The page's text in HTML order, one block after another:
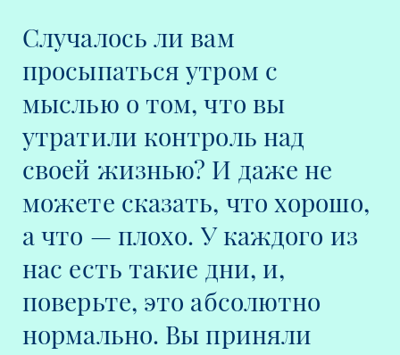
Случалось ли вам
просыпаться утром с
мыслью о том, что вы
утратили контроль над
своей жизнью? И даже не
можете сказать, что хорошо,
а что — плохо. У каждого из
нас есть такие дни, и,
поверьте, это абсолютно
нормально. Вы приняли